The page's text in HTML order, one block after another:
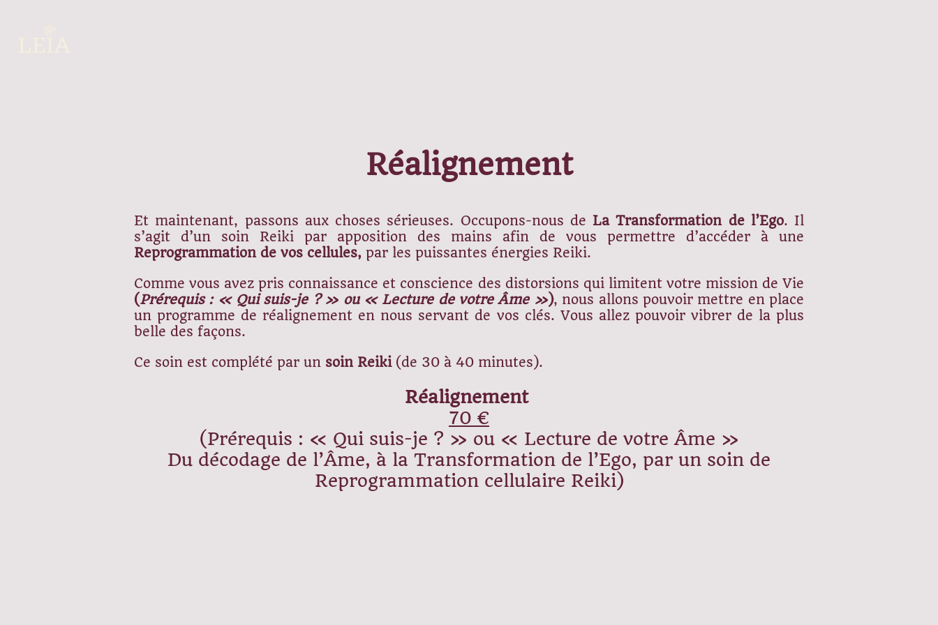
Et maintenant, passons aux choses sérieuses. Occupons-nous de La Transformation de l’Ego. Il
s’agit d’un soin Reiki par apposition des mains afin de vous permettre d’accéder à une
Reprogrammation de vos cellules, par les puissantes énergies Reiki.
Comme vous avez pris connaissance et conscience des distorsions qui limitent votre mission de Vie
(Prérequis : « Qui suis-je ? » ou « Lecture de votre Âme »), nous allons pouvoir mettre en place
un programme de réalignement en nous servant de vos clés. Vous allez pouvoir vibrer de la plus
belle des façons.
Ce soin est complété par un soin Reiki (de 30 à 40 minutes).
Réalignement
Réalignement
70 €
(Prérequis : « Qui suis-je ? » ou « Lecture de votre Âme »
Du décodage de l’Âme, à la Transformation de l’Ego, par un soin de
Reprogrammation cellulaire Reiki)